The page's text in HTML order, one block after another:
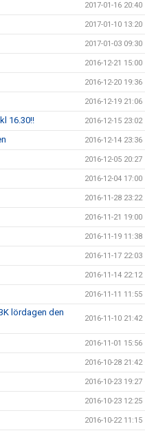
2017-01-16 20:40
2017-01-10 13:20
2017-01-03 09:30
2016-12-21 15:00
2016-12-20 19:36
2016-12-19 21:06
16.30!! 2016-12-15 23:02
2016-12-14 23:36
2016-12-05 20:27
2016-12-04 17:00
2016-11-28 23:22
2016-11-21 19:00
2016-11-19 11:38
2016-11-17 22:03
2016-11-14 22:12
2016-11-11 11:55
lördagen den
2016-11-10 21:42
2016-11-01 15:56
2016-10-28 21:42
2016-10-23 19:27
2016-10-23 12:25
2016-10-22 11:15